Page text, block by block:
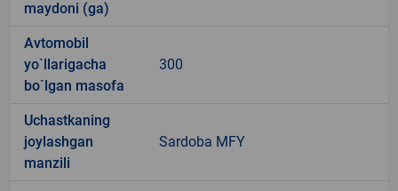
maydoni (ga)
Avtomobil
yo`llarigacha
bo`lgan masofa
300
Uchastkaning
joylashgan
manzili
Sardoba MFY